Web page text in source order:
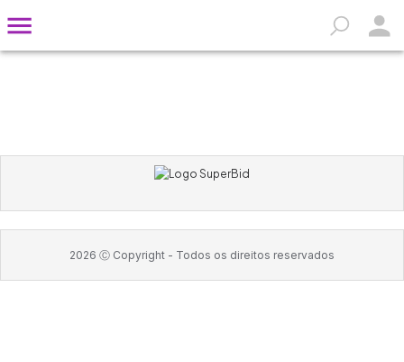
2026 Ⓒ Copyright - Todos os direitos reservados